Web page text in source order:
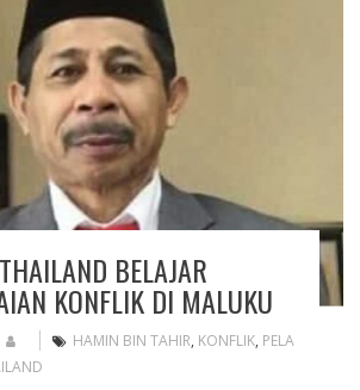
BELAJAR
KONFLIK DI MALUKU
HAMIN BIN TAHIR, KONFLIK, PELA